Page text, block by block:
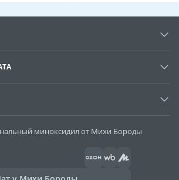
миноксидил от Михи Бороды